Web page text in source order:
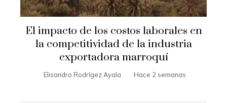
El impacto de los costos laborales en
la competitividad de la industria
exportadora marroquí
Elisandro Rodrígez Ayala Hace 2 semanas